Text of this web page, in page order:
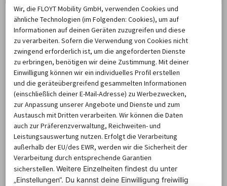
Wer in Venedig einen Mietwagen bucht, wählt gern
verschiedene Extras und Optionen aus. Die
Automatikschaltung lag als Zusatzoption vorn. Damit
fahren Sie entspannt mit dem Mietwagen in Venedig.
Wenn Sie auch dieses Extra wünschen, setzen Sie auf
billiger-mietwagen.de bei der Suche im entsprechenden
Kasten einfach ein Häkchen und wählen Sie aus den
aufgelisteten Angeboten. Auf Platz 2 der Zusatzoptionen
lag der Kindersitz. So hat die ganze Familie die
Möglichkeit, die Stadt und ihre Umgebung mit dem Auto
kennenzulernen. Wenn Sie in Venedig ein Auto mieten
und Fragen zu Extras haben, steht Ihnen gern unser
Wir, die FLOYT Mobility GmbH, verwenden Cookies und
ähnliche Technologien (im Folgenden: Cookies), um auf
Informationen auf deinen Geräten zuzugreifen und diese
zu verarbeiten. Sofern die Verwendung von Cookies nicht
zwingend erforderlich ist, um die angeforderten Dienste
zu erbringen, benötigen wir deine Zustimmung. Mit deiner
Einwilligung können wir ein individuelles Profil erstellen
und die geräteübergreifend gesammelten Informationen
(einschließlich deiner E-Mail-Adresse) zu Werbezwecken,
zur Anpassung unserer Angebote und Dienste und zum
Austausch mit Dritten verarbeiten. Wir können die Daten
auch zur Präferenzverwaltung, Reichweiten- und
Leistungsauswertung nutzen. Erfolgt die Verarbeitung
außerhalb der EU/des EWR, werden wir die Sicherheit der
Verarbeitung durch entsprechende Garantien
sicherstellen.Weitere Einzelheiten findest du unter
„Einstellungen“. Du kannst deine Einwilligung freiwillig